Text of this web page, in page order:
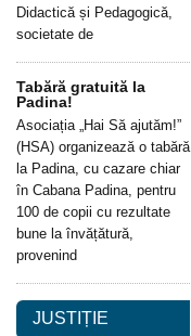
Didactică și Pedagogică,
societate de
Tabără gratuită la
Padina!
Asociația „Hai Să ajutăm!”
(HSA) organizează o tabără
la Padina, cu cazare chiar
în Cabana Padina, pentru
100 de copii cu rezultate
bune la învățătură,
provenind
JUSTIȚIE